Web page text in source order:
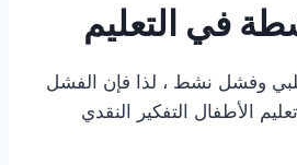
في التعليم
سلبي وفشل نشط ، لذا فإن الفشل
الأطفال التفكير النقدي